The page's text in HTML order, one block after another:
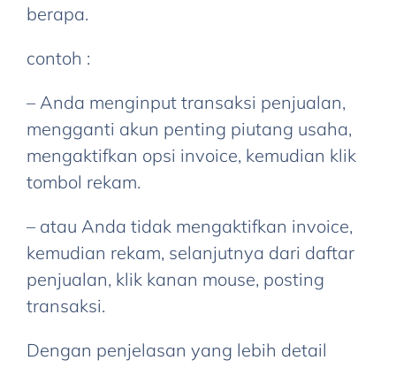
berapa.
contoh :
– Anda menginput transaksi penjualan,
mengganti akun penting piutang usaha,
mengaktifkan opsi invoice, kemudian klik
tombol rekam.
– atau Anda tidak mengaktifkan invoice,
kemudian rekam, selanjutnya dari daftar
penjualan, klik kanan mouse, posting
transaksi.
Dengan penjelasan yang lebih detail
diantaranya
:
1.
berapa
biaya
tambahan
untuk
tersebut
masalah
dengan
database..,
ada
kerusakan
data..
karena
modul